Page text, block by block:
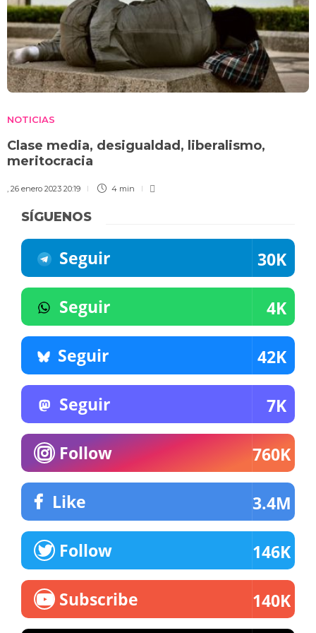
NOTICIAS
Clase media, desigualdad, liberalismo,
meritocracia
26 enero 2023 20:19 4 min
SÍGUENOS
Seguir 30K
Seguir 4K
Seguir 42K
Seguir 7K
Follow 760K
Like 3.4M
Follow 146K
Subscribe 140K